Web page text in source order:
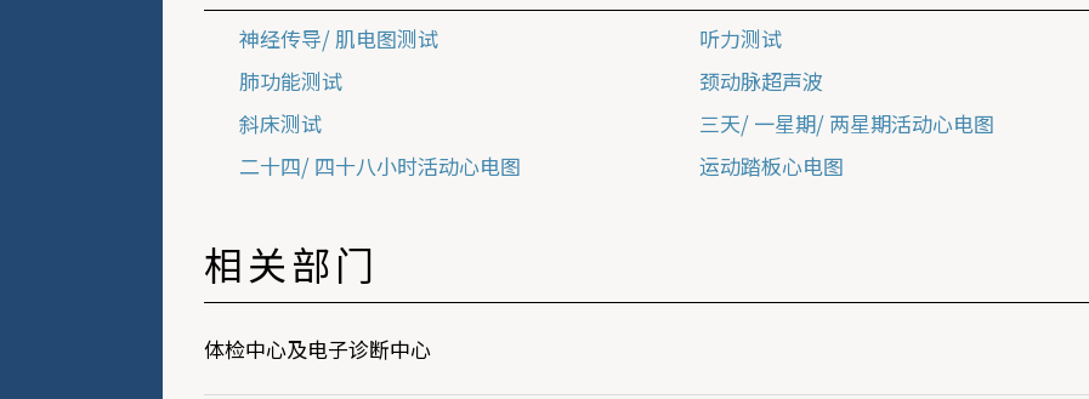
神经传导/ 肌电图测试 听力测试
肺功能测试
颈动脉超声波
斜床测试
三天/ 一星期/ 两星期活动心电图
二十四/ 四十八小时活动心电图
运动踏板心电图
相关部门
体检中心及电子诊断中心